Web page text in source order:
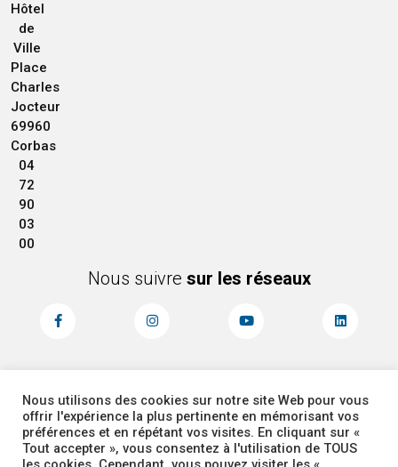
Hôtel
de
Ville
Place
Charles
Jocteur
69960
Corbas
04
72
90
03
00
Nous suivre sur les réseaux
MENTIONS LÉGALES
PLAN DU SITE
ACCESSIBILITÉ
ADMINISTRATEUR
Nous utilisons des cookies sur notre site Web pour vous
offrir l'expérience la plus pertinente en mémorisant vos
préférences et en répétant vos visites. En cliquant sur «
Tout accepter », vous consentez à l'utilisation de TOUS